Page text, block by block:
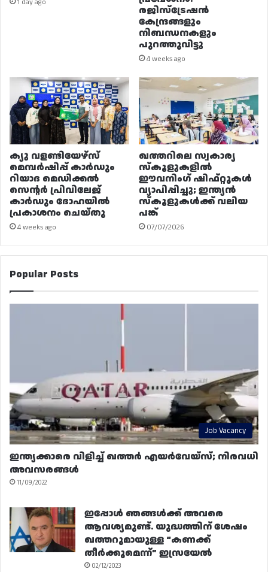
രജിസ്ട്രേഷൻ
കേന്ദ്രങ്ങളും
നിബന്ധനകളും
പുറത്തുവിട്ടു
4 weeks ago
ക്യു വളണ്ടിയേഴ്‌സ്
മെമ്പർഷിപ്പ് കാർഡും
റിയാദ മെഡിക്കൽ
സെന്റർ പ്രിവിലേജ്
കാർഡും ദോഹയിൽ
പ്രകാശനം ചെയ്തു
4 weeks ago
ഖത്തറിലെ സ്വകാര്യ
സ്കൂളുകളിൽ
ഈവനിംഗ് ഷിഫ്റ്റുകൾ
വ്യാപിപ്പിച്ചു; ഇന്ത്യൻ
സ്കൂളുകൾക്ക് വലിയ
പങ്ക്
07/07/2026
Popular Posts
Job Vacancy
ഇന്ത്യക്കാരെ വിളിച്ച് ഖത്തർ എയർവേയ്‌സ്; നിരവധി
അവസരങ്ങൾ
11/09/2022
ഇപ്പോൾ ഞങ്ങൾക്ക് അവരെ
ആവശ്യമുണ്ട്. യുദ്ധത്തിന് ശേഷം
ഖത്തറുമായുള്ള “കണക്ക്
തീർക്കുമെന്ന്” ഇസ്രയേൽ
02/12/2023